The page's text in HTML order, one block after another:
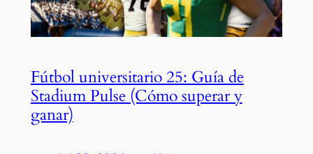
Fútbol universitario 25: Guía de
Stadium Pulse (Cómo superar y
ganar)